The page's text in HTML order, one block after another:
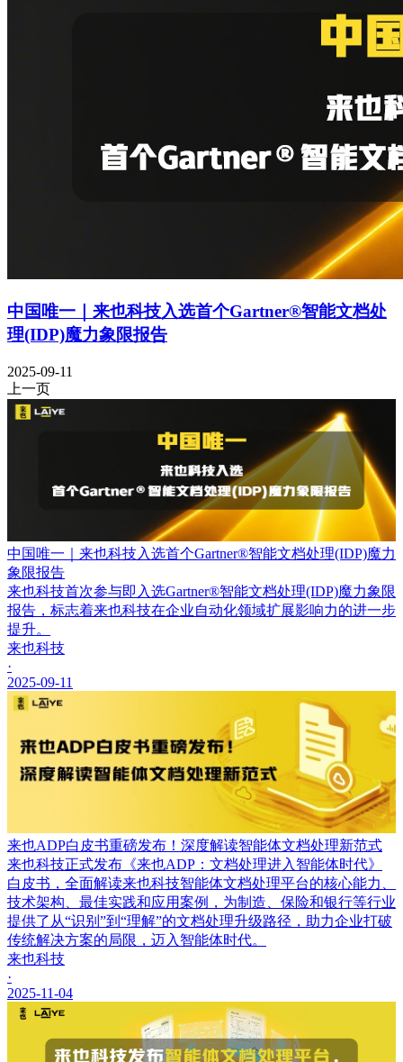
中国唯一｜来也科技入选首个Gartner®智能文档处
理(IDP)魔力象限报告
2025-09-11
上一页
中国唯一｜来也科技入选首个Gartner®智能文档处理(IDP)魔力
象限报告
来也科技首次参与即入选Gartner®智能文档处理(IDP)魔力象限
报告，标志着来也科技在企业自动化领域扩展影响力的进一步
提升。
来也科技
·
2025-09-11
来也ADP白皮书重磅发布！深度解读智能体文档处理新范式
来也科技正式发布《来也ADP：文档处理进入智能体时代》
白皮书，全面解读来也科技智能体文档处理平台的核心能力、
技术架构、最佳实践和应用案例，为制造、保险和银行等行业
提供了从“识别”到“理解”的文档处理升级路径，助力企业打破
传统解决方案的局限，迈入智能体时代。
来也科技
·
2025-11-04